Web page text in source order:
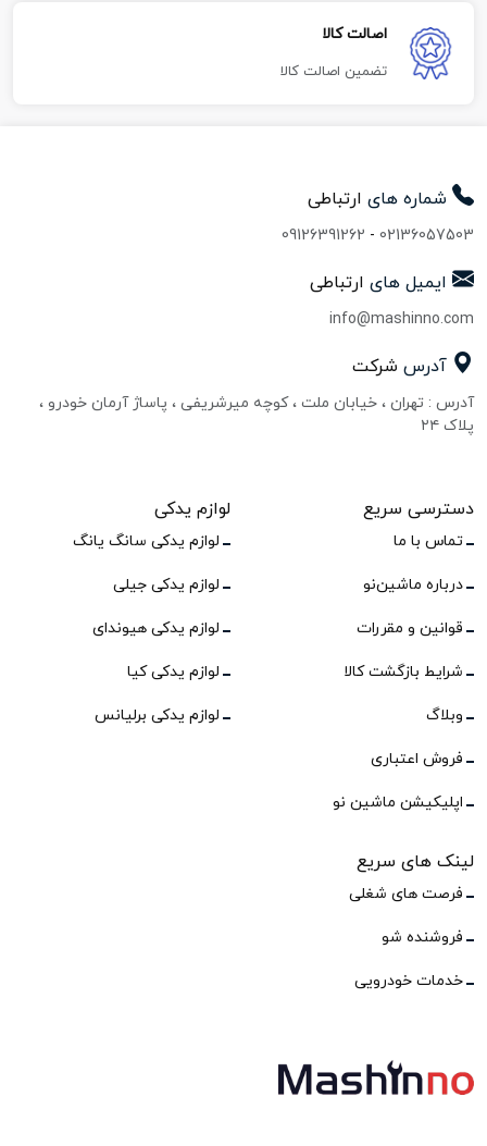
اصالت کالا
تضمین اصالت کالا
شماره های ارتباطی
02136057503
-
09126391262
ایمیل های ارتباطی
info@mashinno.com
آدرس شرکت
آدرس : تهران ، خیابان ملت ، کوچه میرشریفی ، پاساژ آرمان خودرو ،
پلاک ۲۴
دسترسی سریع
تماس با ما
درباره ماشین‌نو
قوانین و مقررات
شرایط بازگشت کالا
وبلاگ
فروش اعتباری
اپلیکیشن ماشین نو
لوازم یدکی
لوازم یدکی سانگ یانگ
لوازم یدکی جیلی
لوازم یدکی هیوندای
لوازم یدکی کیا
لوازم یدکی برلیانس
لینک های سریع
فرصت های شغلی
فروشنده شو
خدمات خودرویی